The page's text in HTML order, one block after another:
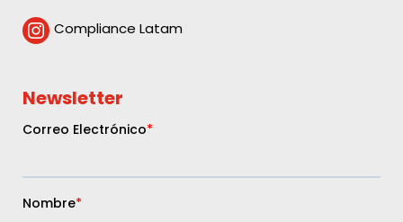
 Compliance Latam
Newsletter